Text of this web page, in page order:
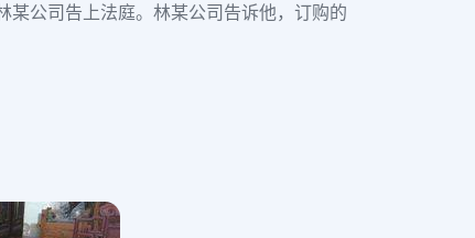
公司告上法庭。林某公司告诉他，订购的